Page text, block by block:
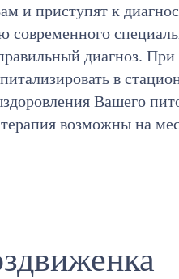
и приступят к
диагноз.
в
Вашего
возможны на